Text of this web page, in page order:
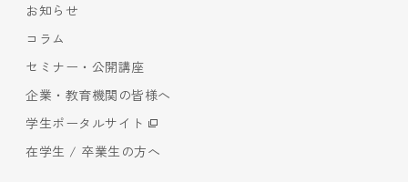
お知らせ
コラム
セミナー・公開講座
企業・教育機関の皆様へ
学生ポータルサイト
在学生 / 卒業生の方へ